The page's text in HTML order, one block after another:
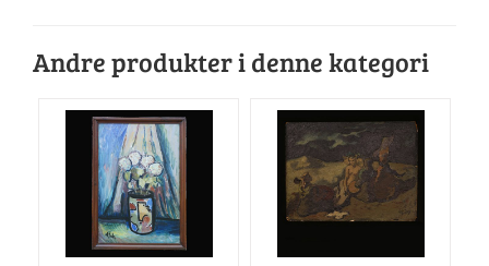
Andre produkter i denne kategori